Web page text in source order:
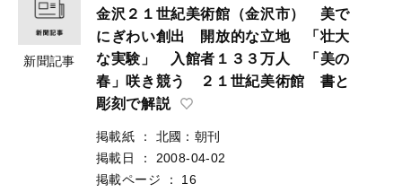
新聞記事
金沢２１世紀美術館（金沢市） 美で
にぎわい創出 開放的な立地 「壮大
な実験」 入館者１３３万人 「美の
春」咲き競う ２１世紀美術館 書と
彫刻で解説
掲載紙 ：
北國：朝刊
掲載日
：
2008-04-02
掲載ページ
：
16